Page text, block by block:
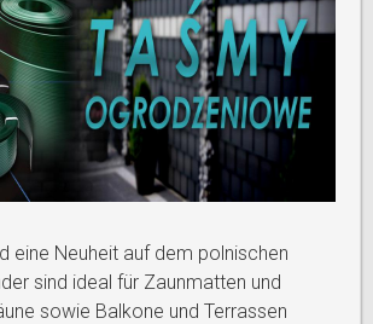
eine Neuheit auf dem polnischen
sind ideal für Zaunmatten und
sowie Balkone und Terrassen